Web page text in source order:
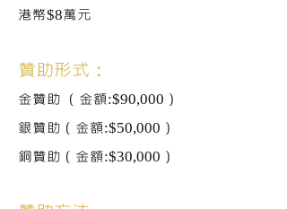
港幣$8萬元
贊助形式：
金贊助 （金額:$90,000）
銀贊助（金額:$50,000）
銅贊助（金額:$30,000）